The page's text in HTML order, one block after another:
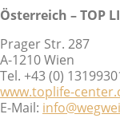
Österreich – TOP
Prager Str. 287
A-1210 Wien
Tel. +43 (0)
www.toplife-
E-Mail: